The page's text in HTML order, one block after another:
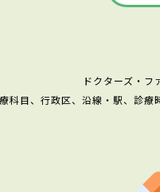
ドクターズ・
科目、行政区、沿線・駅、診療